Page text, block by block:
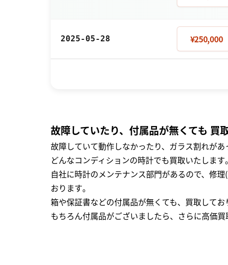
2025-05-28 ¥250,000
故障していたり、付属品が無くても 買
故障していて動作しなかったり、ガラス割れがあ
どんなコンディションの時計でも買取いたします｡
自社に時計のメンテナンス部門があるので、修
おります｡
箱や保証書などの付属品が無くても、買取してお
もちろん付属品がございましたら、さらに高価